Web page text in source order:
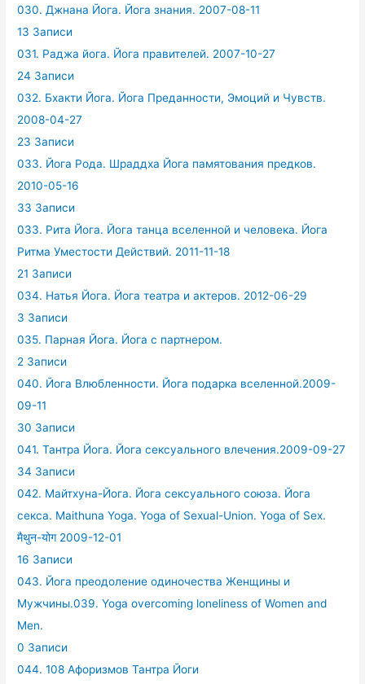
030. Джнана Йога. Йога знания. 2007-08-11
13 Записи
031. Раджа йога. Йога правителей. 2007-10-27
24 Записи
032. Бхакти Йога. Йога Преданности, Эмоций и Чувств.
2008-04-27
23 Записи
033. Йога Рода. Шраддха Йога памятования предков.
2010-05-16
33 Записи
033. Рита Йога. Йога танца вселенной и человека. Йога
Ритма Уместости Действий. 2011-11-18
21 Записи
034. Натья Йога. Йога театра и актеров. 2012-06-29
3 Записи
035. Парная Йога. Йога с партнером.
2 Записи
040. Йога Влюбленности. Йога подарка вселенной.2009-
09-11
30 Записи
041. Тантра Йога. Йога сексуального влечения.2009-09-27
34 Записи
042. Майтхуна-Йога. Йога сексуального союза. Йога
секса. Maithuna Yoga. Yoga of Sexual-Union. Yoga of Sex.
मैथुन-योग 2009-12-01
16 Записи
043. Йога преодоление одиночества Женщины и
Мужчины.039. Yoga overcoming loneliness of Women and
Men.
0 Записи
044. 108 Афоризмов Тантра Йоги